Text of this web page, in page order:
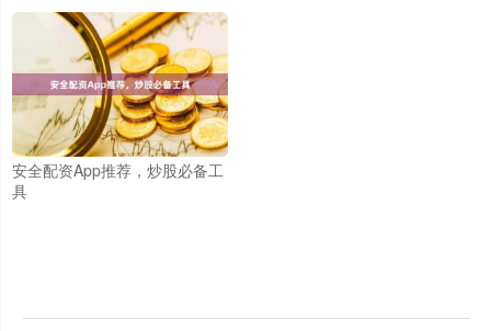
安全配资App推荐，炒股必备工
具